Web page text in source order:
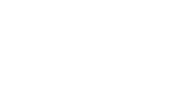
à
avons mis en place des
dans chaque pays et créé
mis en place le call and collect
(…) chez la plupart de nos
un point d’honneur à faire